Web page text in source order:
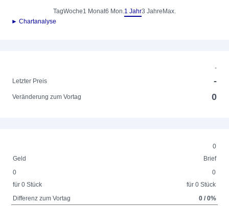
TagWoche1 Monat6 Mon.1 Jahr3 Jahre Max.
► Chartanalyse
-
Letzter Preis
-
Veränderung zum Vortag 0
0
Geld
Brief
0
für 0 Stück
0
für 0 Stück
Differenz zum Vortag
0 / 0%